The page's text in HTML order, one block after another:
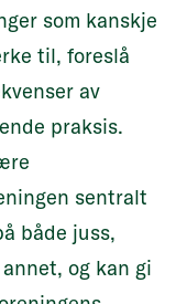
som kanskje
til, foreslå
av
praksis.
sentralt
både juss,
og kan gi